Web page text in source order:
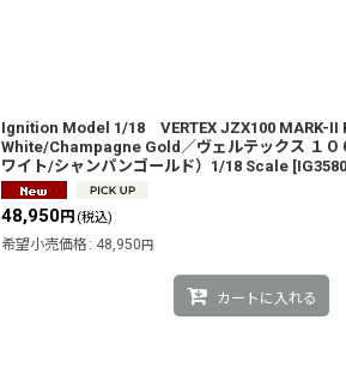
Ignition Model 1/18 VERTEX JZX100 MARK-II
White/Champagne Gold／ヴェルテックス １０
ワイト/シャンパンゴールド）1/18 Scale [
48,950円 (税込)
希望小売価格 : 48,950円
カートに入れる